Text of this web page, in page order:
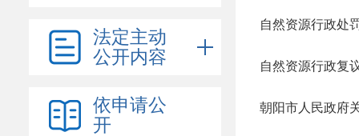
法定主动
公开内容
依申请公
开
自然资源行政处
自然资源行政复